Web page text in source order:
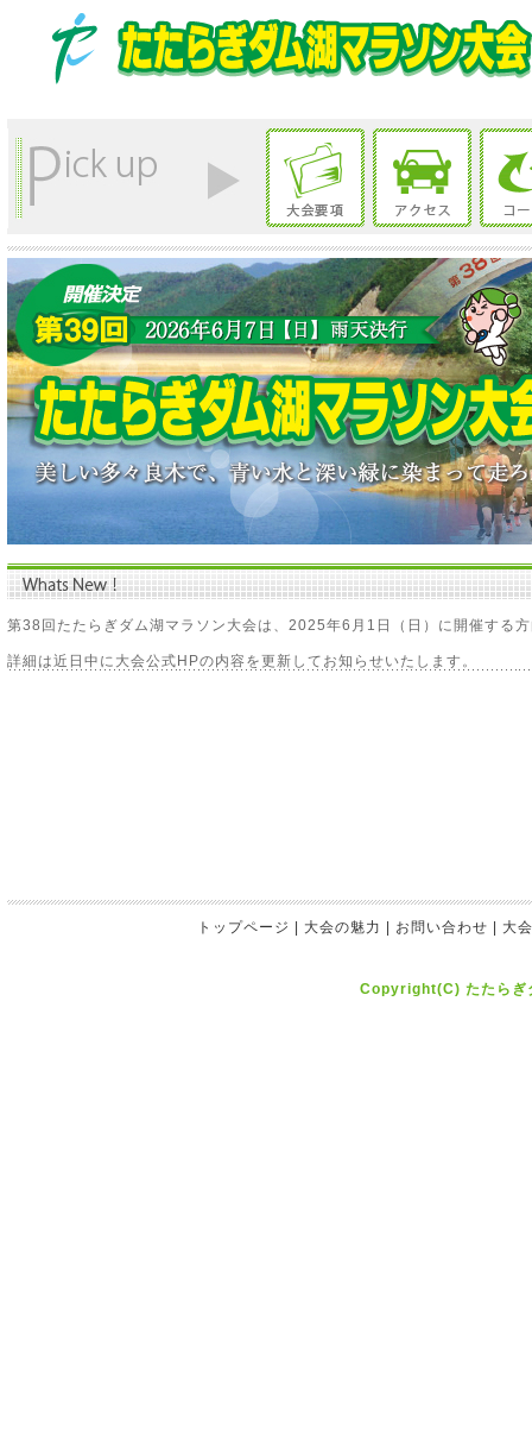
第38回たたらぎダム湖マラソン大会は、2025年6月1日（日）に開催する
詳細は近日中に大会公式HPの内容を更新してお知らせいたします。
トップページ 大会の魅力 お問い合わせ 大
Copyright(C) たたら